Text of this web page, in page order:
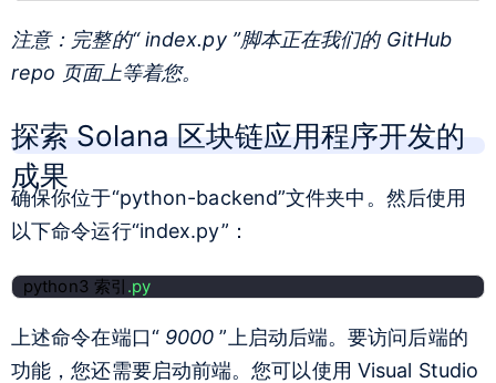
注意：完整的“index.py”脚本正在我们的 GitHub
repo 页面上等着您。
探索 Solana 区块链应用程序开发的
成果
确保你位于“python-backend”文件夹中。然后使用
以下命令运行“index.py”：
python3 索引 .py
上述命令在端口“ 9000 ”上启动后端。要访问后端的
功能，您还需要启动前端。您可以使用 Visual Studio